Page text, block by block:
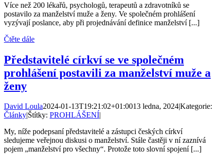
Více než 200 lékařů, psychologů, terapeutů a zdravotníků se
postavilo za manželství muže a ženy. Ve společném prohlášení
vyzývají poslance, aby při projednávání definice manželství [...]
Čtěte dále
Představitelé církví se ve společném
prohlášení postavili za manželství muže a
ženy
David Loula2024-01-13T19:21:02+01:0013 ledna, 2024|Kategorie:
Články|Štítky: PROHLÁŠENÍ|
My, níže podepsaní představitelé a zástupci českých církví
sledujeme veřejnou diskusi o manželství. Stále častěji v ní zaznívá
pojem „manželství pro všechny“. Protože toto slovní spojení [...]